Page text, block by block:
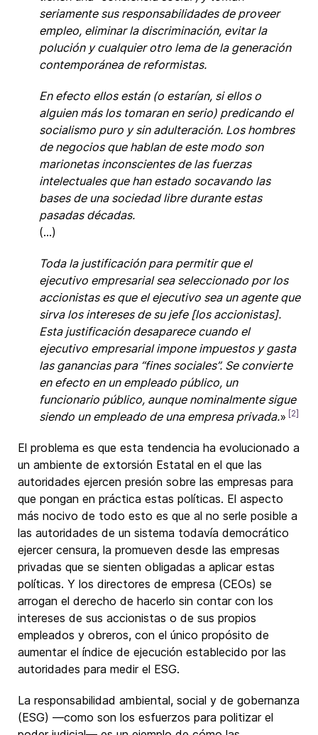
seriamente sus responsabilidades de proveer
empleo, eliminar la discriminación, evitar la
polución y cualquier otro lema de la generación
contemporánea de reformistas.
En efecto ellos están (o estarían, si ellos o
alguien más los tomaran en serio) predicando el
socialismo puro y sin adulteración. Los hombres
de negocios que hablan de este modo son
marionetas inconscientes de las fuerzas
intelectuales que han estado socavando las
bases de una sociedad libre durante estas
pasadas décadas.
(…)
Toda la justificación para permitir que el
ejecutivo empresarial sea seleccionado por los
accionistas es que el ejecutivo sea un agente que
sirva los intereses de su jefe [los accionistas].
Esta justificación desaparece cuando el
ejecutivo empresarial impone impuestos y gasta
las ganancias para “fines sociales”. Se convierte
en efecto en un empleado público, un
funcionario público, aunque nominalmente sigue
siendo un empleado de una empresa privada.» [2]
El problema es que esta tendencia ha evolucionado a
un ambiente de extorsión Estatal en el que las
autoridades ejercen presión sobre las empresas para
que pongan en práctica estas políticas. El aspecto
más nocivo de todo esto es que al no serle posible a
las autoridades de un sistema todavía democrático
ejercer censura, la promueven desde las empresas
privadas que se sienten obligadas a aplicar estas
políticas. Y los directores de empresa (CEOs) se
arrogan el derecho de hacerlo sin contar con los
intereses de sus accionistas o de sus propios
empleados y obreros, con el único propósito de
aumentar el índice de ejecución establecido por las
autoridades para medir el ESG.
La responsabilidad ambiental, social y de gobernanza
(ESG) —como son los esfuerzos para politizar el